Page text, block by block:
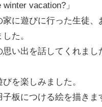
vacation?」
に遊びに行った生徒、
た。
い出を話してくれまし
を楽しみました。
板につける絵を描きま